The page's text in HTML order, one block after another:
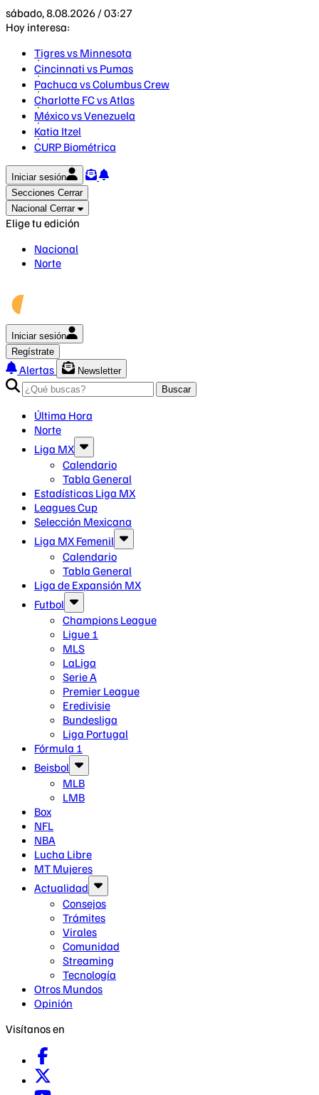
sábado, 8.08.2026 / 03:27
Hoy interesa:
Tigres vs Minnesota
Cincinnati vs Pumas
Pachuca vs Columbus Crew
Charlotte FC vs Atlas
México vs Venezuela
Katia Itzel
CURP Biométrica
Iniciar sesión
Secciones Cerrar
Nacional Cerrar
Elige tu edición
Nacional
Norte
Iniciar sesión
Regístrate
Alertas
Newsletter
Buscar
Última Hora
Norte
Liga MX
Calendario
Tabla General
Estadísticas Liga MX
Leagues Cup
Selección Mexicana
Liga MX Femenil
Calendario
Tabla General
Liga de Expansión MX
Futbol
Champions League
Ligue 1
MLS
LaLiga
Serie A
Premier League
Eredivisie
Bundesliga
Liga Portugal
Fórmula 1
Beisbol
MLB
LMB
Box
NFL
NBA
Lucha Libre
MT Mujeres
Actualidad
Consejos
Trámites
Virales
Comunidad
Streaming
Tecnología
Otros Mundos
Opinión
Visítanos en